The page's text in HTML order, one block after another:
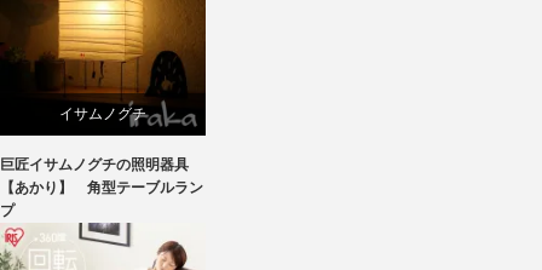
イサムノグチ
国産
照明器具
巨匠イサムノグチの照明器具
【あかり】 角型テーブルラン
プ